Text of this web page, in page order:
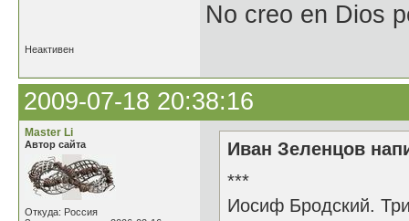
No creo en Dios
Неактивен
2009-07-18 20:38:16
Master Li
Автор сайта
Откуда: Россия
Иван Зеленцов
***
Иосиф Бродский.